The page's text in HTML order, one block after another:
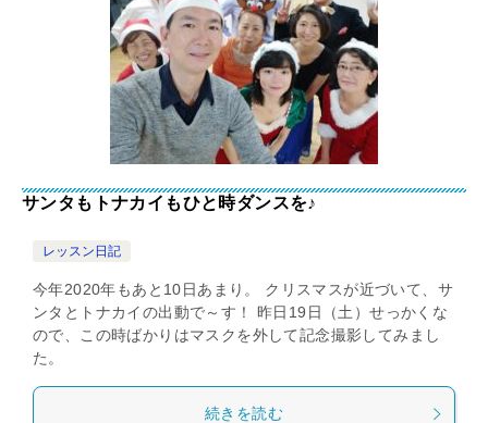
サンタもトナカイもひと時ダンスを♪
レッスン日記
今年2020年もあと10日あまり。 クリスマスが近づいて、サ
ンタとトナカイの出動で～す！ 昨日19日（土）せっかくな
ので、この時ばかりはマスクを外して記念撮影してみまし
た。
続きを読む